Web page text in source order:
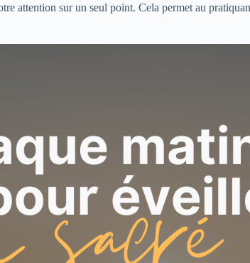
attention sur un seul point. Cela permet au